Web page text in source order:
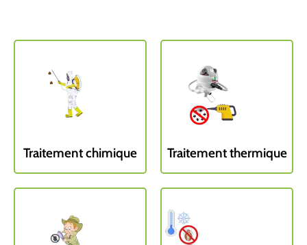
Traitement chimique Traitement thermique